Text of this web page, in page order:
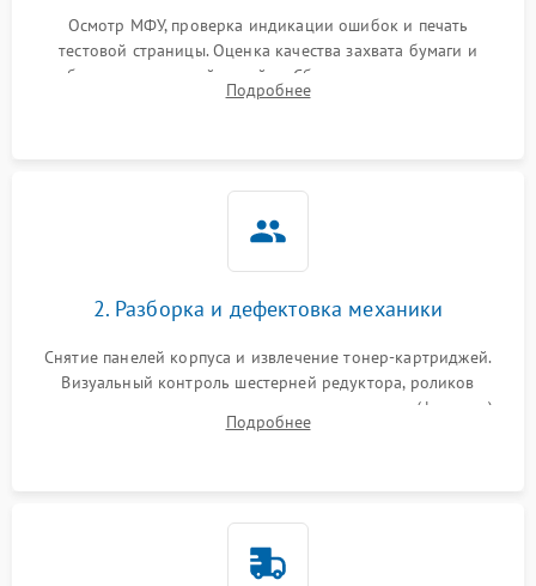
Осмотр МФУ, проверка индикации ошибок и печать
тестовой страницы. Оценка качества захвата бумаги и
работы сканирующей линейки. Сбор данных о замятиях,
дефектах изображения или посторонних шумах при работе.
Подробнее
2. Разборка и дефектовка механики
Снятие панелей корпуса и извлечение тонер-картриджей.
Визуальный контроль шестерней редуктора, роликов
захвата, термопленки и прижимного вала в печи (фьюзере).
Проверка оптики сканера на загрязнения.
Подробнее